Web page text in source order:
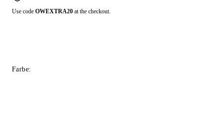
Use code OWEXTRA20 at the checkout.
Farbe: